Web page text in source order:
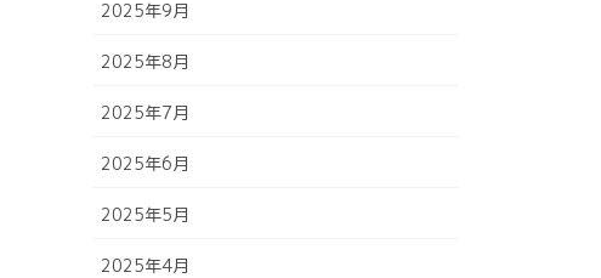
2025年9月
2025年8月
2025年7月
2025年6月
2025年5月
2025年4月